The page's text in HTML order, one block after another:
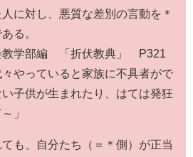
に対し、悪質な差別の言動を＊
る。
学部編 「折伏教典」 P321
々やっていると家族に不具者がで
子供が生まれたり、はては発狂
」
も、自分たち（＝＊側）が正当